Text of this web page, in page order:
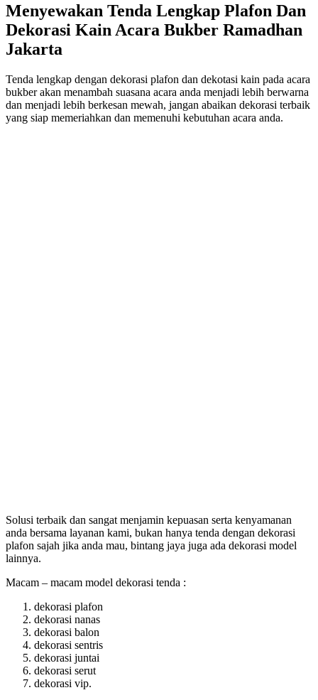
Menyewakan Tenda Lengkap Plafon Dan
Dekorasi Kain Acara Bukber Ramadhan
Jakarta
Tenda lengkap dengan dekorasi plafon dan dekotasi kain pada acara
bukber akan menambah suasana acara anda menjadi lebih berwarna
dan menjadi lebih berkesan mewah, jangan abaikan dekorasi terbaik
yang siap memeriahkan dan memenuhi kebutuhan acara anda.
Solusi terbaik dan sangat menjamin kepuasan serta kenyamanan
anda bersama layanan kami, bukan hanya tenda dengan dekorasi
plafon sajah jika anda mau, bintang jaya juga ada dekorasi model
lainnya.
Macam – macam model dekorasi tenda :
dekorasi plafon
dekorasi nanas
dekorasi balon
dekorasi sentris
dekorasi juntai
dekorasi serut
dekorasi vip.